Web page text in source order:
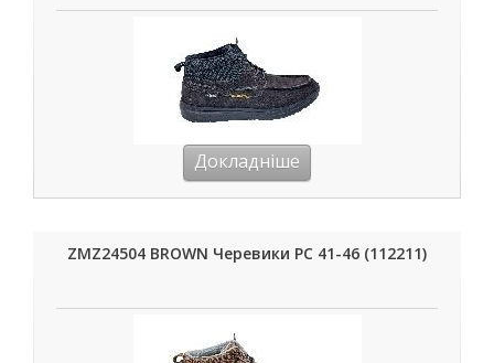
Докладніше
ZMZ24504 BROWN Черевики РС 41-46 (112211)